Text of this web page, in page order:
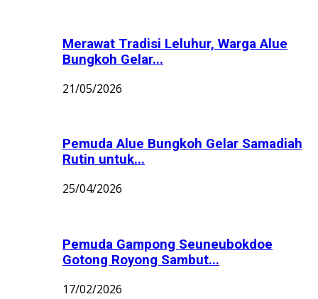
Merawat Tradisi Leluhur, Warga Alue
Bungkoh Gelar...
21/05/2026
Pemuda Alue Bungkoh Gelar Samadiah
Rutin untuk...
25/04/2026
Pemuda Gampong Seuneubokdoe
Gotong Royong Sambut...
17/02/2026